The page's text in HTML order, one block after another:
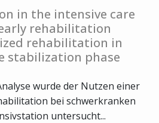
in the intensive care
rehabilitation
rehabilitation in
stabilization phase
wurde der Nutzen einer
bei schwerkranken
untersucht...